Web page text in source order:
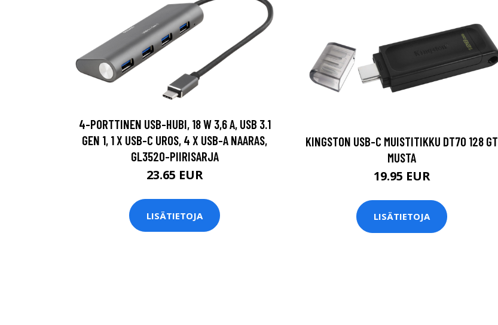
4-PORTTINEN USB-HUBI, 18 W 3,6 A, USB 3.1
GEN 1, 1 X USB-C UROS, 4 X USB-A NAARAS,
GL3520-PIIRISARJA
23.65 EUR
LISÄTIETOJA
KINGSTON USB-C MUISTITIKKU DT70 128 GT
MUSTA
19.95 EUR
LISÄTIETOJA